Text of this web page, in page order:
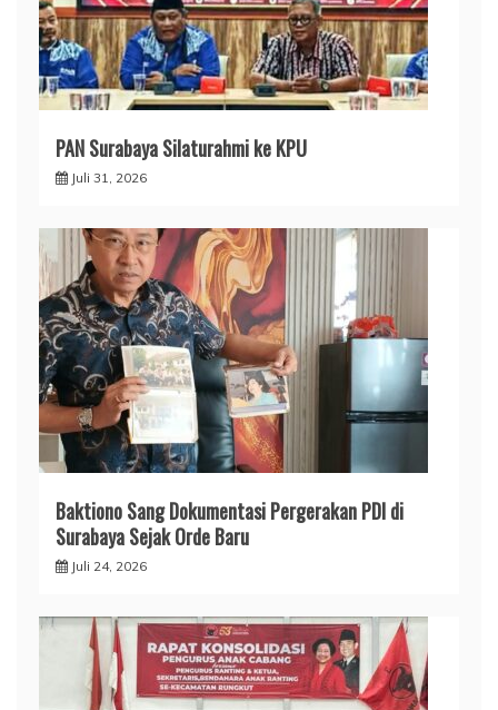
PAN Surabaya Silaturahmi ke KPU
Juli 31, 2026
Baktiono Sang Dokumentasi Pergerakan PDI di
Surabaya Sejak Orde Baru
Juli 24, 2026